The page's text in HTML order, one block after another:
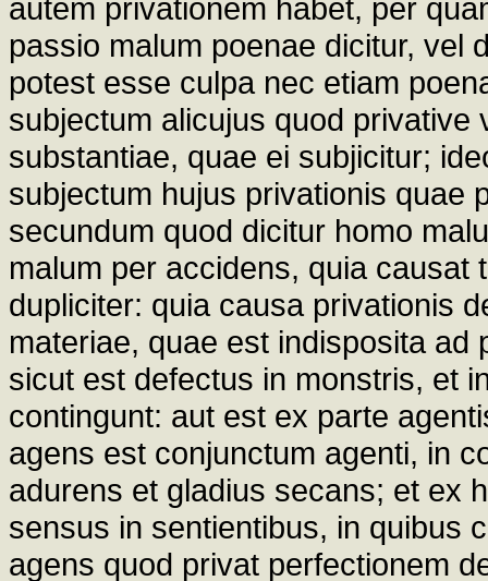
autem privationem habet, per
passio malum poenae dicitur, vel
potest esse culpa nec etiam
subjectum alicujus quod privative
substantiae, quae ei subjicitur;
subjectum hujus privationis quae
secundum quod dicitur homo
malum per accidens, quia
dupliciter: quia causa privationis
materiae, quae est indisposita
sicut est defectus in monstris, et
contingunt: aut est ex parte
agens est conjunctum agenti, in
adurens et gladius secans; et ex
sensus in sentientibus, in quibus
agens quod privat perfectionem